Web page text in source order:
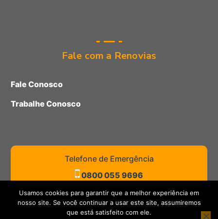
Fale com a Renovias
Fale Conosco
Trabalhe Conosco
Telefone de Emergência
0800 055 9696
Usamos cookies para garantir que a melhor experiência em
nosso site. Se você continuar a usar este site, assumiremos
que está satisfeito com ele.